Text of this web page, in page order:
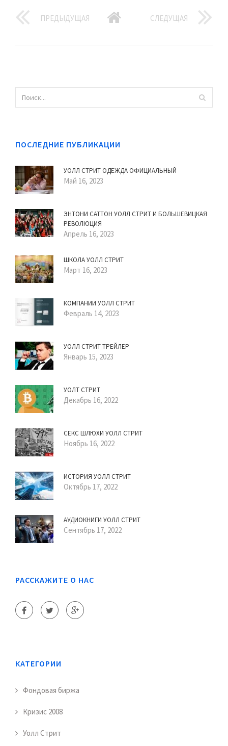
ПРЕДЫДУЩАЯ СЛЕДУЩАЯ
ПОСЛЕДНИЕ ПУБЛИКАЦИИ
УОЛЛ СТРИТ ОДЕЖДА ОФИЦИАЛЬНЫЙ
Май 16, 2023
ЭНТОНИ САТТОН УОЛЛ СТРИТ И БОЛЬШЕВИЦКАЯ
РЕВОЛЮЦИЯ
Апрель 16, 2023
ШКОЛА УОЛЛ СТРИТ
Март 16, 2023
КОМПАНИИ УОЛЛ СТРИТ
Февраль 14, 2023
УОЛЛ СТРИТ ТРЕЙЛЕР
Январь 15, 2023
УОЛТ СТРИТ
Декабрь 16, 2022
СЕКС ШЛЮХИ УОЛЛ СТРИТ
Ноябрь 16, 2022
ИСТОРИЯ УОЛЛ СТРИТ
Октябрь 17, 2022
АУДИОКНИГИ УОЛЛ СТРИТ
Сентябрь 17, 2022
РАССКАЖИТЕ О НАС
КАТЕГОРИИ
Фондовая биржа
Кризис 2008
Уолл Стрит